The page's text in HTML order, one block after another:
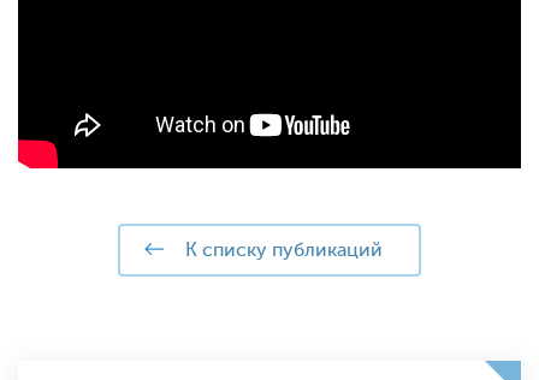
к списку публикаций